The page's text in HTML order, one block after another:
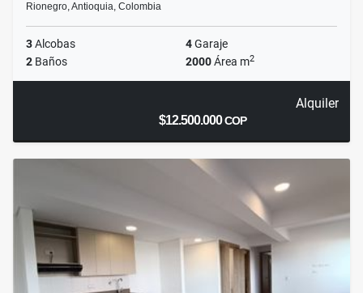
Rionegro, Antioquia, Colombia
3Alcobas 4Garaje
2 Baños 2000Área m2
Alquiler
$12.500.000COP